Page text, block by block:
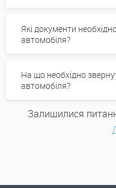
Які документи
автомобіля?
На що необхідно
автомобіля?
Залишилися